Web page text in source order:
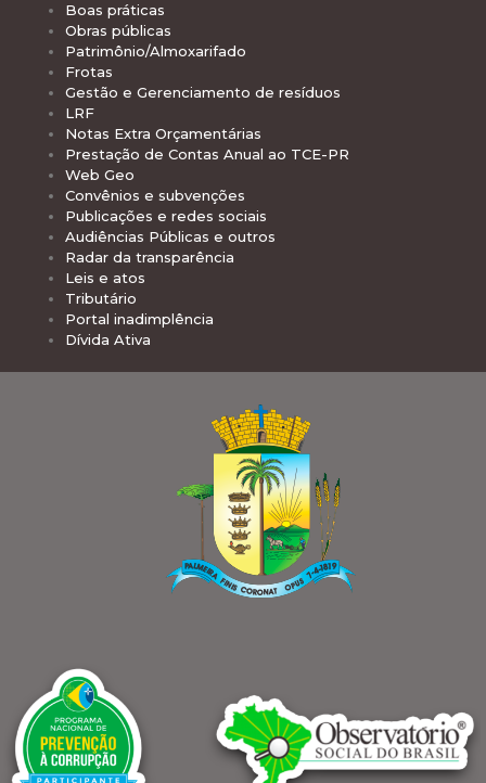
Boas práticas
Obras públicas
Patrimônio/Almoxarifado
Frotas
Gestão e Gerenciamento de resíduos
LRF
Notas Extra Orçamentárias
Prestação de Contas Anual ao TCE-PR
Web Geo
Convênios e subvenções
Publicações e redes sociais
Audiências Públicas e outros
Radar da transparência
Leis e atos
Tributário
Portal inadimplência
Dívida Ativa